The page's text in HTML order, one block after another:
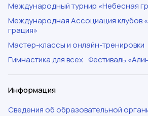
Международный турнир «Небесная
Международная Ассоциация клубов
грация»
Мастер-классы и онлайн-тренировки
Гимнастика для всех Фестиваль
Информация
Сведения об образовательной